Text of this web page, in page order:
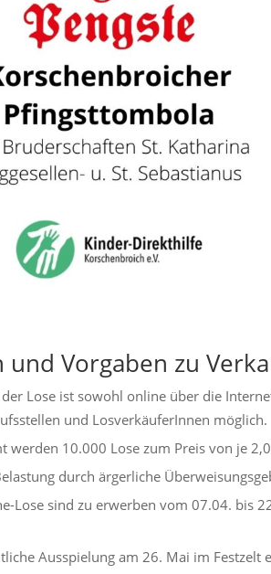
und Vorgaben zu
der Lose ist sowohl online über die
und LosverkäuferInnen möglich.
werden 10.000 Lose zum Preis von je
durch ärgerliche
Lose sind zu erwerben vom 07.04. bis
Ausspielung am 26. Mai im Festzelt